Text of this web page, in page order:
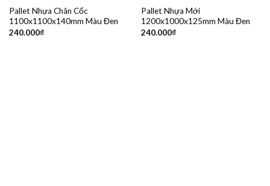
Pallet Nhựa Chân Cốc
1100x1100x140mm Màu Đen
240.000₫
Pallet Nhựa Mới
1200x1000x125mm Màu Đen
240.000₫